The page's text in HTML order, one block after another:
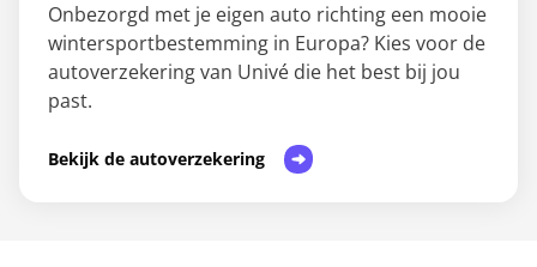
Onbezorgd met je eigen auto richting een mooie
wintersportbestemming in Europa? Kies voor de
autoverzekering van Univé die het best bij jou
past.
Bekijk de autoverzekering